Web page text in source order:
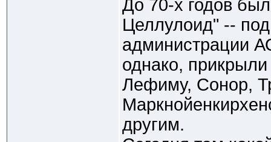
До 70-х годов
Целлулоид" --
администрации
однако,
Лефиму, Сонор,
другим.